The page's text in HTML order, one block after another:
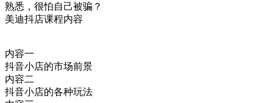
熟悉，很怕自己被骗？
美迪抖店课程内容
内容一
抖音小店的市场前景
内容二
抖音小店的各种玩法